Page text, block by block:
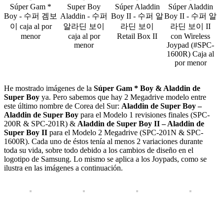
Súper Gam *
Boy - 수퍼 겜보
이 caja al por
menor
Super Boy
Aladdin - 수퍼
알라딘 보이
caja al por
menor
Súper Aladdin
Boy II - 수퍼 알
라딘 보이
Retail Box II
Súper Aladdin
Boy II - 수퍼 알
라딘 보이 II
con Wireless
Joypad (#SPC-
1600R) Caja al
por menor
He mostrado imágenes de la Súper Gam * Boy & Aladdin de
Super Boy ya. Pero sabemos que hay 2 Megadrive modelo entre
este último nombre de Corea del Sur: Aladdin de Super Boy –
Aladdin de Super Boy para el Modelo 1 revisiones finales (SPC-
200R & SPC-201R) & Aladdin de Super Boy II – Aladdin de
Super Boy II para el Modelo 2 Megadrive (SPC-201N & SPC-
1600R). Cada uno de éstos tenía al menos 2 variaciones durante
toda su vida, sobre todo debido a los cambios de diseño en el
logotipo de Samsung. Lo mismo se aplica a los Joypads, como se
ilustra en las imágenes a continuación.